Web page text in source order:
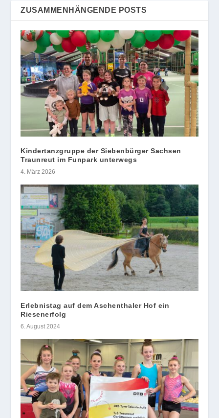
ZUSAMMENHÄNGENDE POSTS
Kindertanzgruppe der Siebenbürger Sachsen
Traunreut im Funpark unterwegs
4. März 2026
Erlebnistag auf dem Aschenthaler Hof ein
Riesenerfolg
6. August 2024